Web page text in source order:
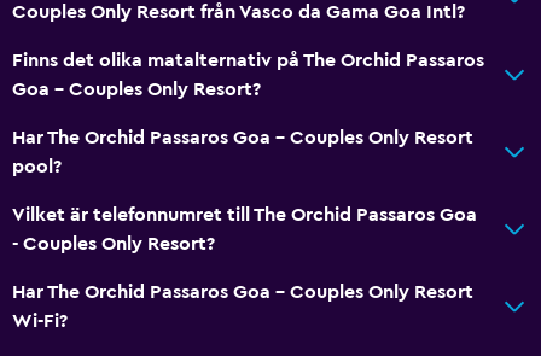
Tandborste
Privat badrum
Vardagsrum
Utsikt över poolen
Couples Only Resort från Vasco da Gama Goa Intl?
Finns det olika matalternativ på The Orchid Passaros
Goa - Couples Only Resort?
Har The Orchid Passaros Goa - Couples Only Resort
pool?
Vilket är telefonnumret till The Orchid Passaros Goa
- Couples Only Resort?
Har The Orchid Passaros Goa - Couples Only Resort
Wi-Fi?